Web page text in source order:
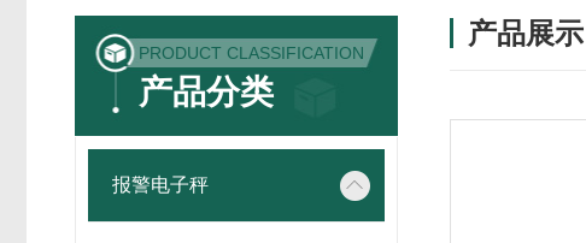
PRODUCT CLASSIFICATION
产品分类
报警电子秤
产品展示